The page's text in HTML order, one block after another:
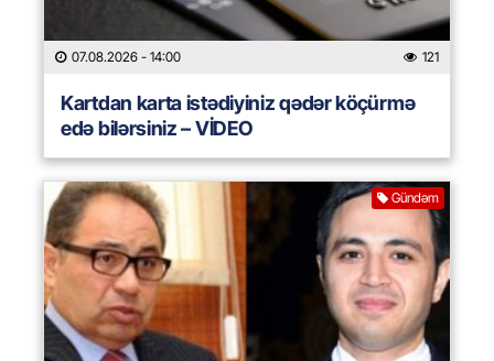
07.08.2026 - 14:00 121
Kartdan karta istədiyiniz qədər köçürmə
edə bilərsiniz – VİDEO
Gündəm